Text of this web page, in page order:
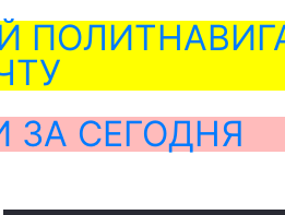
ЗА СЕГОДНЯ